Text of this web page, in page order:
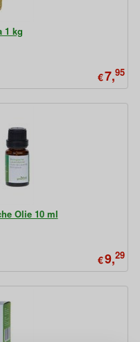
1 kg
€7,95
Olie 10 ml
€9,29